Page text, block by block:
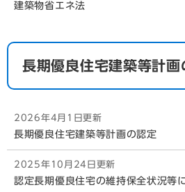
建築物省エネ法
長期優良住宅建築等計画
2026年4月1日更新
長期優良住宅建築等計画の認定
2025年10月24日更新
認定長期優良住宅の維持保全状況等